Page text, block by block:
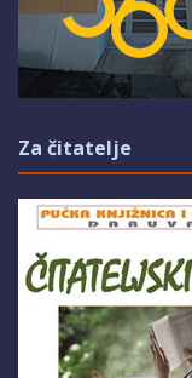
Za čitatelje